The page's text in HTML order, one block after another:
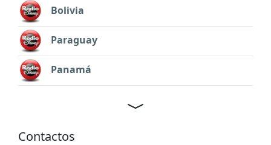
Bolivia
Paraguay
Panamá
Contactos